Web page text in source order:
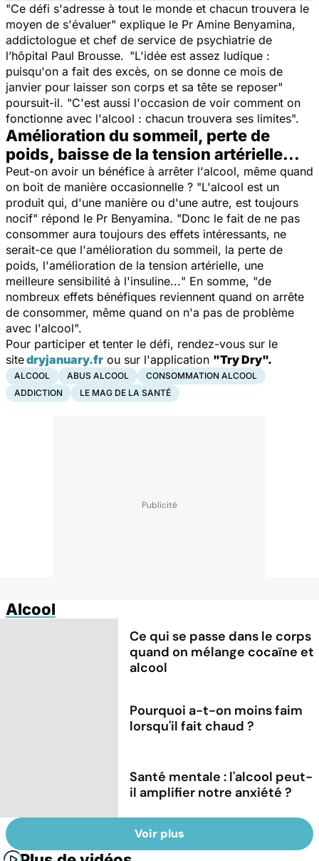
"Ce défi s'adresse à tout le monde et chacun trouvera le
moyen de s'évaluer" explique le Pr Amine Benyamina,
addictologue et chef de service de psychiatrie de
l’hôpital Paul Brousse. "L'idée est assez ludique :
puisqu'on a fait des excès, on se donne ce mois de
janvier pour laisser son corps et sa tête se reposer"
poursuit-il. "C'est aussi l'occasion de voir comment on
fonctionne avec l'alcool : chacun trouvera ses limites".
Amélioration du sommeil, perte de
poids, baisse de la tension artérielle...
Peut-on avoir un bénéfice à arrêter l'alcool, même quand
on boit de manière occasionnelle ? "L'alcool est un
produit qui, d'une manière ou d'une autre, est toujours
nocif" répond le Pr Benyamina. "Donc le fait de ne pas
consommer aura toujours des effets intéressants, ne
serait-ce que l'amélioration du sommeil, la perte de
poids, l'amélioration de la tension artérielle, une
meilleure sensibilité à l'insuline..." En somme, "de
nombreux effets bénéfiques reviennent quand on arrête
de consommer, même quand on n'a pas de problème
avec l'alcool".
Pour participer et tenter le défi, rendez-vous sur le
sitedryjanuary.fr ou sur l'application "Try Dry".
ALCOOL ABUS ALCOOL
CONSOMMATION ALCOOL
ADDICTION
LE MAG DE LA SANTÉ
Alcool
Ce qui se passe dans le corps
quand on mélange cocaïne et
alcool
Pourquoi a-t-on moins faim
lorsqu'il fait chaud ?
Santé mentale : l'alcool peut-
il amplifier notre anxiété ?
Voir plus